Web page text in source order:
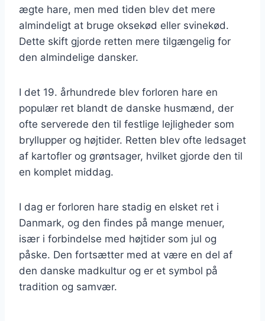
ægte hare, men med tiden blev det mere
almindeligt at bruge oksekød eller svinekød.
Dette skift gjorde retten mere tilgængelig for
den almindelige dansker.
I det 19. århundrede blev forloren hare en
populær ret blandt de danske husmænd, der
ofte serverede den til festlige lejligheder som
bryllupper og højtider. Retten blev ofte ledsaget
af kartofler og grøntsager, hvilket gjorde den til
en komplet middag.
I dag er forloren hare stadig en elsket ret i
Danmark, og den findes på mange menuer,
især i forbindelse med højtider som jul og
påske. Den fortsætter med at være en del af
den danske madkultur og er et symbol på
tradition og samvær.